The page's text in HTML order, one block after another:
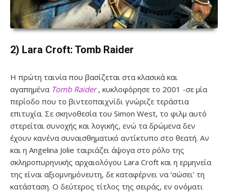
2) Lara Croft: Tomb Raider
Η πρώτη ταινία που βασίζεται στα κλασικά και
αγαπημένα Tomb Raider, κυκλοφόρησε το 2001 -σε μία
περίοδο που το βιντεοπαιχνίδι γνώριζε τεράστια
επιτυχία. Σε σκηνοθεσία του Simon West, το φιλμ αυτό
στερείται συνοχής και λογικής, ενώ τα δρώμενα δεν
έχουν κανένα συναισθηματικό αντίκτυπο στο θεατή. Αν
και η Angelina Jolie ταιριάζει άψογα στο ρόλο της
σκληροπυρηνικής αρχαιολόγου Lara Croft και η ερμηνεία
της είναι αξιομνημόνευτη, δε καταφέρνει να ‘σώσει’ τη
κατάσταση. Ο δεύτερος τίτλος της σειράς, εν ονόματι